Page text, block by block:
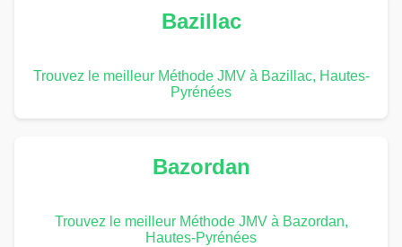
Bazillac
Trouvez le meilleur Méthode JMV à Bazillac, Hautes-
Pyrénées
Bazordan
Trouvez le meilleur Méthode JMV à Bazordan,
Hautes-Pyrénées